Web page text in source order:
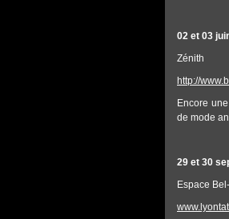
02 et 03
Zénith
http://
Encore
de mode
29 et 30
Espace